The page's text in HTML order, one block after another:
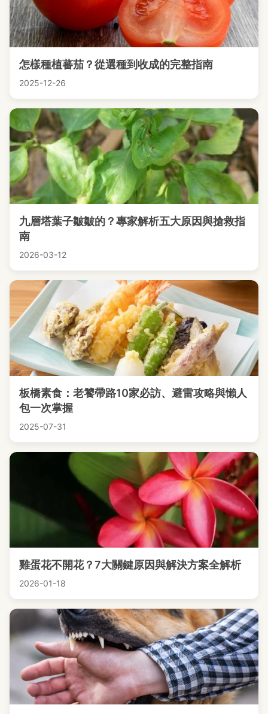
怎樣種植蕃茄？從選種到收成的完整指南
2025-12-26
九層塔葉子皺皺的？專家解析五大原因與搶救指
南
2026-03-12
板橋素食：老饕帶路10家必訪、避雷攻略與懶人
包一次掌握
2025-07-31
雞蛋花不開花？7大關鍵原因與解決方案全解析
2026-01-18